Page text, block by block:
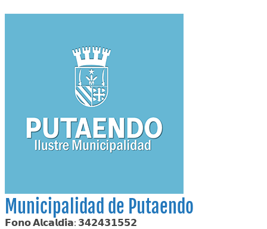
to
Municipalidad de Putaendo
𝗙𝗼𝗻𝗼 𝗔𝗹𝗰𝗮𝗹𝗱𝗶́𝗮: 𝟯𝟰𝟮𝟰𝟯𝟭𝟱𝟱𝟮